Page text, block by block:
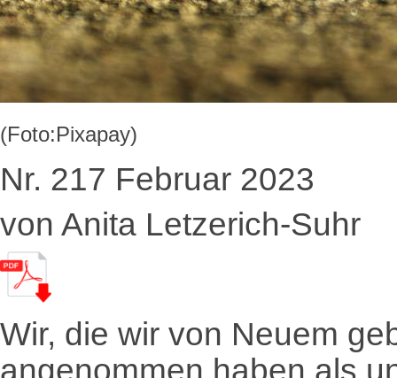
(Foto:Pixapay)
Nr. 217 Februar 2023
von Anita Letzerich-Suhr
Wir, die wir von Neuem
angenommen haben als